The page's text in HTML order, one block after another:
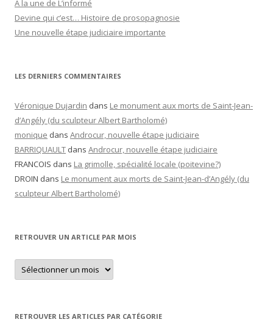
A la une de L’informé
Devine qui c’est… Histoire de prosopagnosie
Une nouvelle étape judiciaire importante
LES DERNIERS COMMENTAIRES
Véronique Dujardin dans Le monument aux morts de Saint-Jean-
d’Angély (du sculpteur Albert Bartholomé)
monique dans Androcur, nouvelle étape judiciaire
BARRIQUAULT dans Androcur, nouvelle étape judiciaire
FRANCOIS dans La grimolle, spécialité locale (poitevine?)
DROIN dans Le monument aux morts de Saint-Jean-d’Angély (du
sculpteur Albert Bartholomé)
RETROUVER UN ARTICLE PAR MOIS
Retrouver
un
article
RETROUVER LES ARTICLES PAR CATÉGORIE